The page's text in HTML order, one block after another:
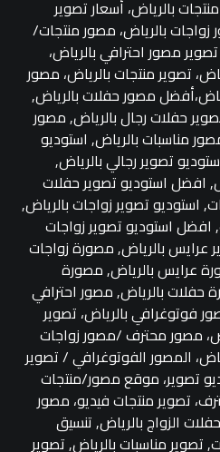
بالرياض، أسعار تصوير
بالرياض، مصور منتجات/
مصور احترافي بالرياض،
تصوير منتجات بالرياض، مصور
مصور حفلات بالرياض,
حفلات رجال بالرياض, مصور
مناسبات بالرياض, استوديو
تصوير رجالي بالرياض,
افضل استوديو تصوير حفلات
استوديو تصوير زواجات بالرياض,
افضل استوديو تصوير زواجات
عرايس بالرياض, مصورة زواجات
عرايس بالرياض, مصورة
بالرياض, مصور احترافي
فوتوغرافي بالرياض، تصوير
مصور محترف /مصور زواجات
المصور الفوتوغرافي / تصوير
تصوير، موقع مصور/منتجات
تصوير منتجات فيديو، مصور
الزواج بالرياض, تنسيق
تصوير مناسبات بالرياض, تصوير